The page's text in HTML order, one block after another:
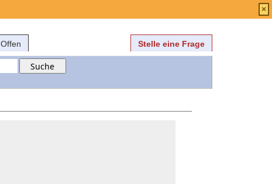
Offen Stelle eine Frage
×